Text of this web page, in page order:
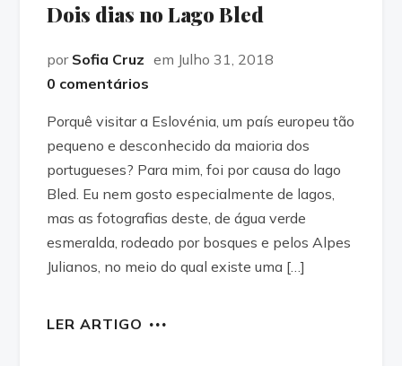
Dois dias no Lago Bled
por Sofia Cruz em Julho 31, 2018
0 comentários
Porquê visitar a Eslovénia, um país europeu tão
pequeno e desconhecido da maioria dos
portugueses? Para mim, foi por causa do lago
Bled. Eu nem gosto especialmente de lagos,
mas as fotografias deste, de água verde
esmeralda, rodeado por bosques e pelos Alpes
Julianos, no meio do qual existe uma […]
LER ARTIGO